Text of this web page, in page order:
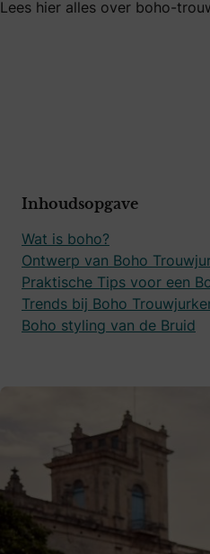
Lees hier alles over boho-
Inhoudsopgave
Wat is boho?
Ontwerp van Boho
Praktische Tips voor een
Trends bij Boho
Boho styling van de Bruid